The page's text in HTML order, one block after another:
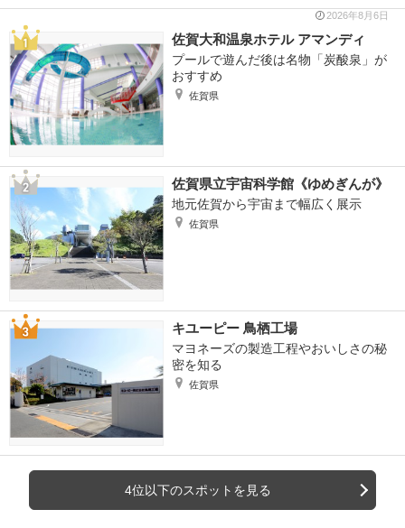
2026年8月6日
佐賀大和温泉ホテル アマンディ
プールで遊んだ後は名物「炭酸泉」が
おすすめ
佐賀県
佐賀県立宇宙科学館《ゆめぎんが》
地元佐賀から宇宙まで幅広く展示
佐賀県
キユーピー 鳥栖工場
マヨネーズの製造工程やおいしさの秘
密を知る
佐賀県
4位以下のスポットを見る